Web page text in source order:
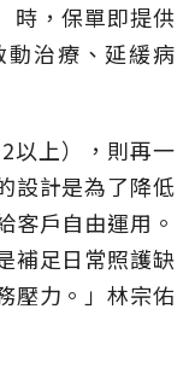
時，保單即提供
治療、延緩病
以上），則再一
設計是為了降低
客戶自由運用。
補足日常照護缺
壓力。」林宗佑